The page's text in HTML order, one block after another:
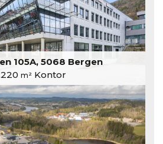
105A, 5068 Bergen
m² Kontor